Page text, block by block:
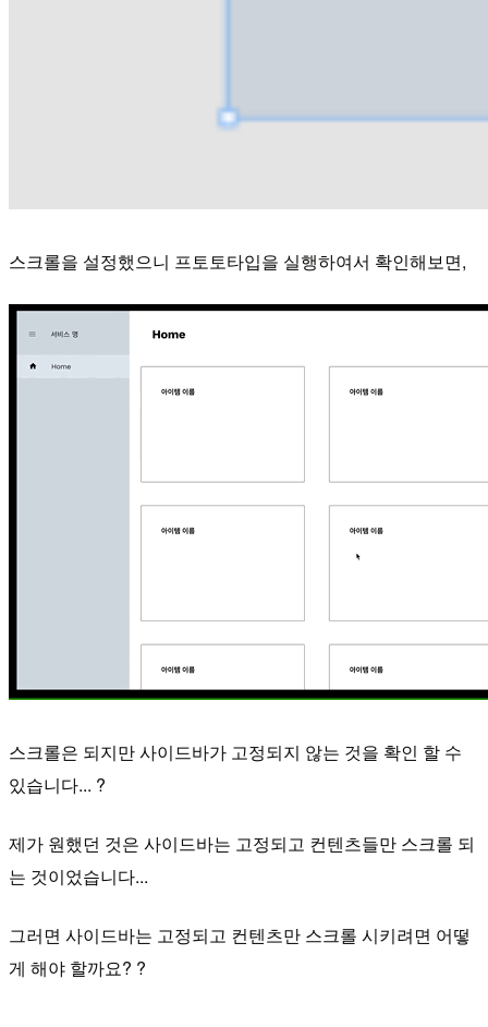
스크롤을 설정했으니 프토토타입을 실행하여서 확인해보면,
스크롤은 되지만 사이드바가 고정되지 않는 것을 확인 할 수
있습니다... ?
제가 원했던 것은 사이드바는 고정되고 컨텐츠들만 스크롤 되
는 것이었습니다...
그러면 사이드바는 고정되고 컨텐츠만 스크롤 시키려면 어떻
게 해야 할까요? ?